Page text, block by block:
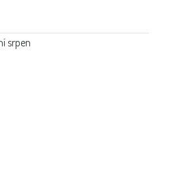
srpen